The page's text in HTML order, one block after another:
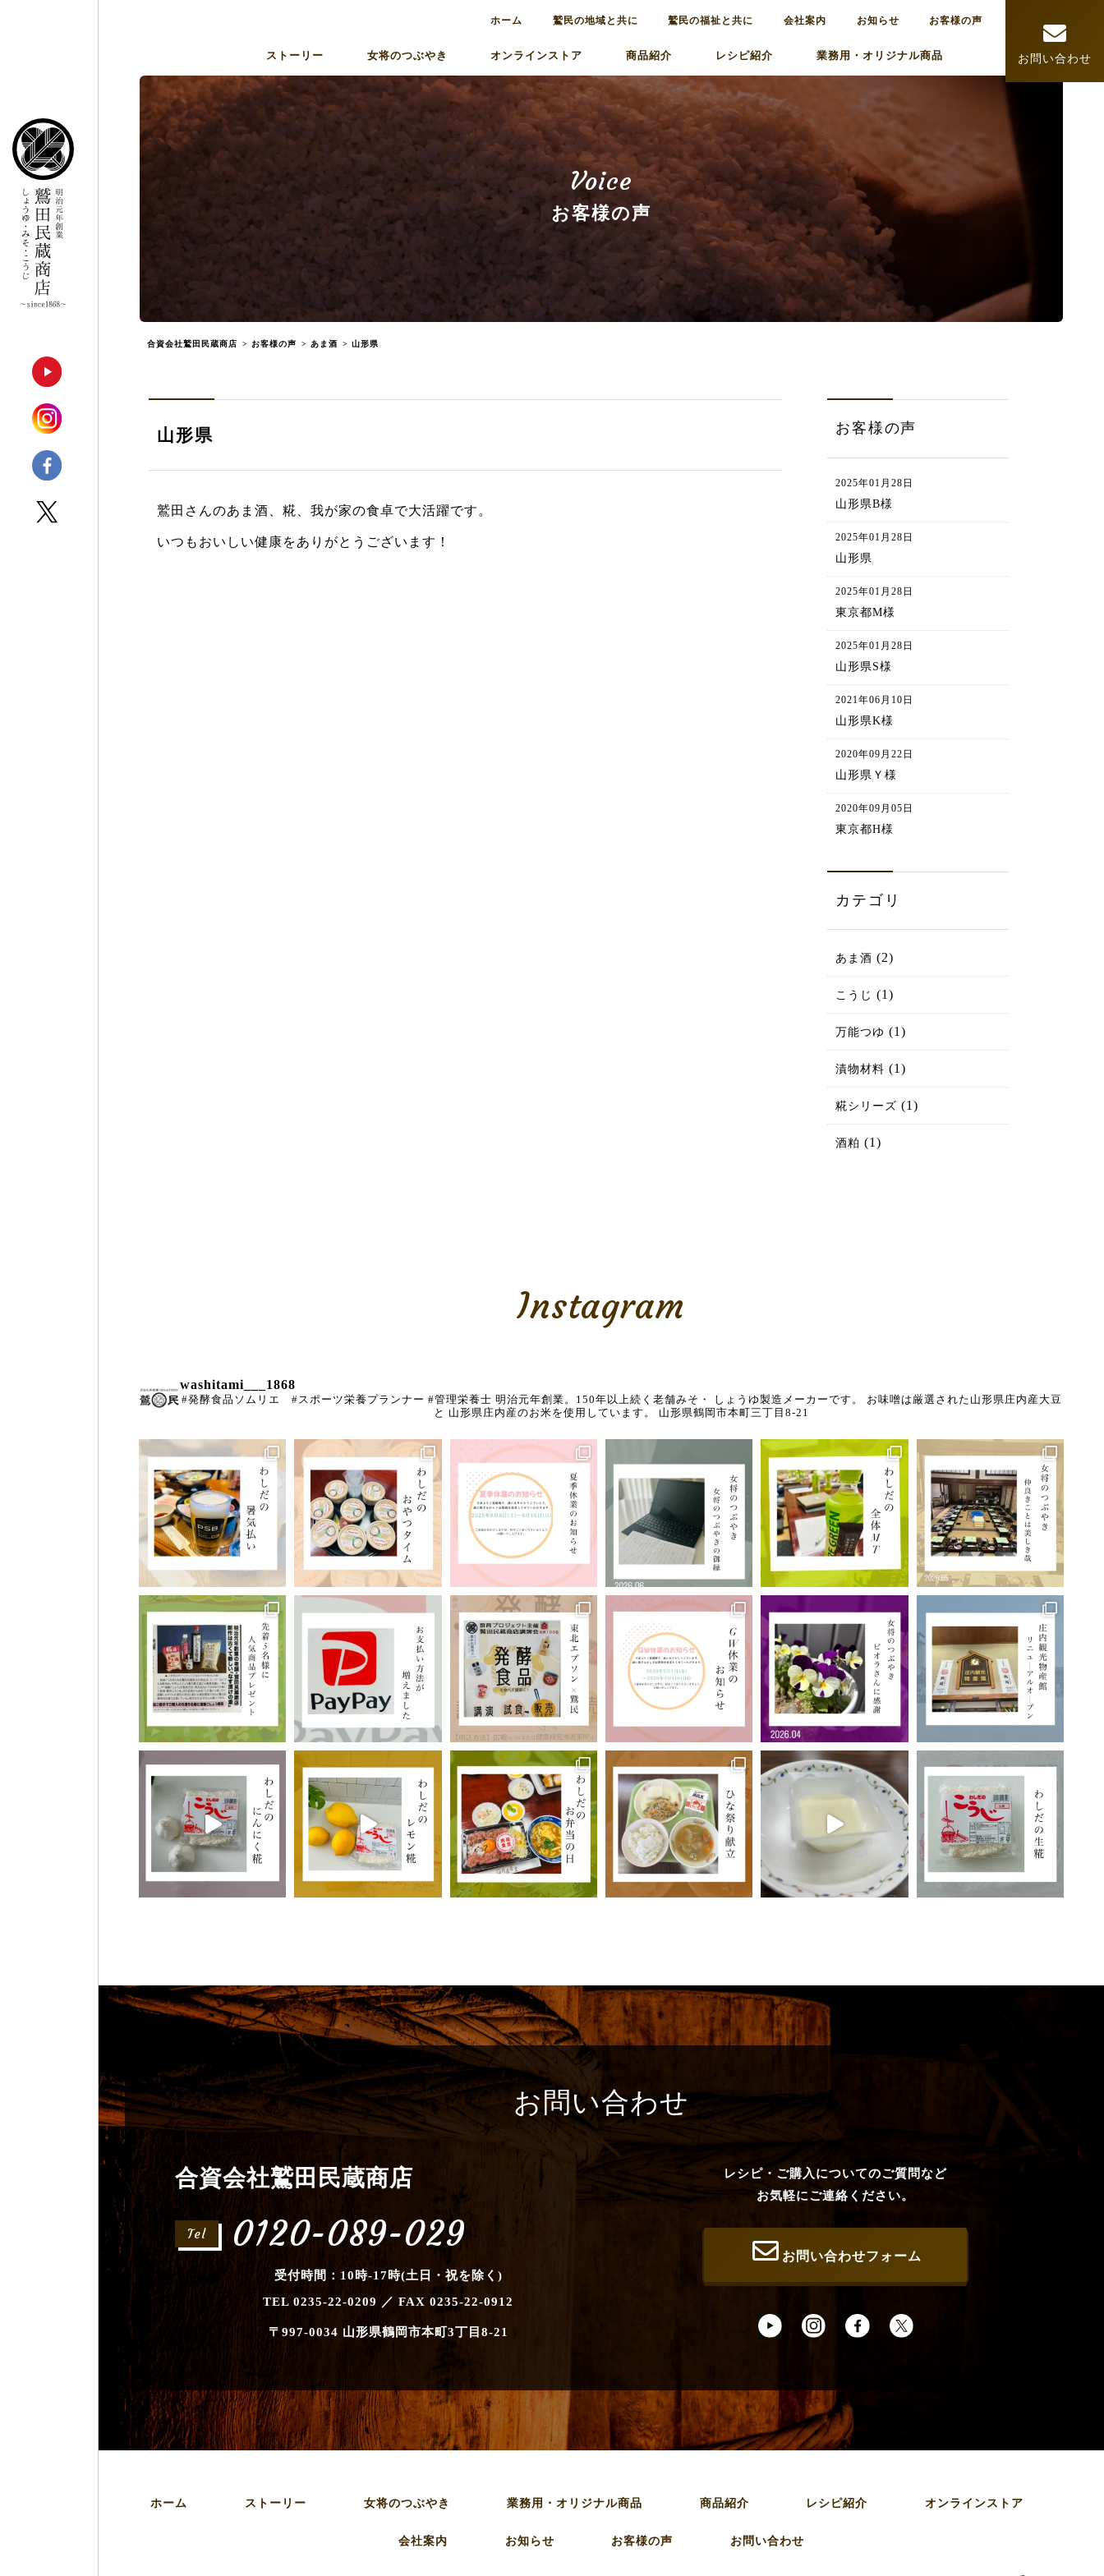
ホーム 鷲民の地域と共に 鷲民の福祉と共に 会社案内 お知らせ お客様の声
ストーリー 女将のつぶやき オンラインストア 商品紹介 レシピ紹介 業務用・オリジナル商品 お問い合わせ
Voice
お客様の声
合資会社鷲田民蔵商店 > お客様の声 > あま酒 > 山形県
山形県
鷲田さんのあま酒、糀、我が家の食卓で大活躍です。
いつもおいしい健康をありがとうございます！
お客様の声
2025年01月28日
山形県B様
2025年01月28日
山形県
2025年01月28日
東京都M様
2025年01月28日
山形県S様
2021年06月10日
山形県K様
2020年09月22日
山形県Ｙ様
2020年09月05日
東京都H様
カテゴリ
あま酒 (2)
こうじ (1)
万能つゆ (1)
漬物材料 (1)
糀シリーズ (1)
酒粕 (1)
Instagram
washitami___1868
#発酵食品ソムリエ #スポーツ栄養プランナー #管理栄養士 明治元年創業。150年以上続く老舗みそ・ しょうゆ製造メーカーです。
お味噌は厳選された山形県庄内産大豆
と 山形県庄内産のお米を使用しています。 山形県鶴岡市本町三丁目8-21
お問い合わせ
合資会社鷲田民蔵商店
Tel 0120-089-029
受付時間：10時-17時(土日・祝を除く)
TEL 0235-22-0209 ／ FAX 0235-22-0912
〒997-0034 山形県鶴岡市本町3丁目8-21
レシピ・ご購入についてのご質問など
お気軽にご連絡ください。
お問い合わせフォーム
ホーム ストーリー 女将のつぶやき 業務用・オリジナル商品 商品紹介 レシピ紹介 オンラインストア
会社案内 お知らせ お客様の声 お問い合わせ